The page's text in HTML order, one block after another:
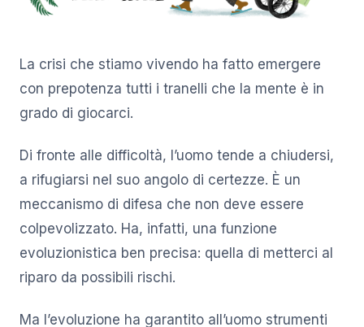
La crisi che stiamo vivendo ha fatto emergere
con prepotenza tutti i tranelli che la mente è in
grado di giocarci.
Di fronte alle difficoltà, l’uomo tende a chiudersi,
a rifugiarsi nel suo angolo di certezze. È un
meccanismo di difesa che non deve essere
colpevolizzato. Ha, infatti, una funzione
evoluzionistica ben precisa: quella di metterci al
riparo da possibili rischi.
Ma l’evoluzione ha garantito all’uomo strumenti